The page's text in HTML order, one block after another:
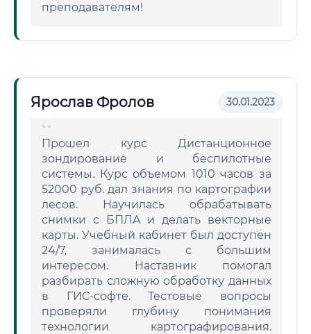
преподавателям!
Ярослав Фролов 30.01.2023
Прошел курс Дистанционное
зондирование и беспилотные
системы. Курс объемом 1010 часов за
52000 руб. дал знания по картографии
лесов. Научилась обрабатывать
снимки с БПЛА и делать векторные
карты. Учебный кабинет был доступен
24/7, занималась с большим
интересом. Наставник помогал
разбирать сложную обработку данных
в ГИС-софте. Тестовые вопросы
проверяли глубину понимания
технологии картографирования.